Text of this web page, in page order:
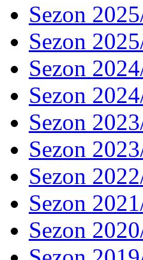
Sezon
Sezon
Sezon
Sezon
Sezon
Sezon
Sezon
Sezon
Sezon